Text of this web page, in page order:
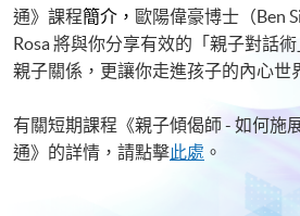
通》課程簡介， 歐陽偉豪博士（Ben
Rosa 將與你分享有效的「親子對話
親子關係，更讓你走進孩子的內心世
有關短期課程《親子傾偈師 - 如何施
通》的詳情，請點擊此處 。